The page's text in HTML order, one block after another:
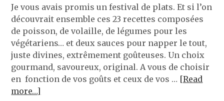
Je vous avais promis un festival de plats. Et si l’on
découvrait ensemble ces 23 recettes composées
de poisson, de volaille, de légumes pour les
végétariens… et deux sauces pour napper le tout,
juste divines, extrêmement goûteuses. Un choix
gourmand, savoureux, original. A vous de choisir
en fonction de vos goûts et ceux de vos … [Read
more…]